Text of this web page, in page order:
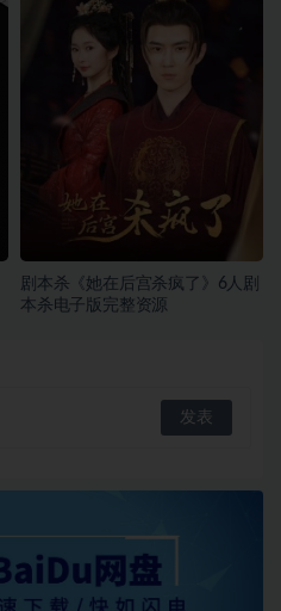
剧本杀《她在后宫杀疯了》6人剧
本杀电子版完整资源